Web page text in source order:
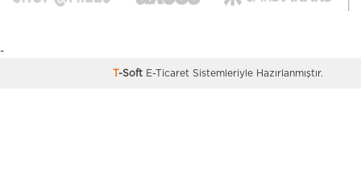
-
T-Soft E-TicaretSistemleriyle Hazırlanmıştır.